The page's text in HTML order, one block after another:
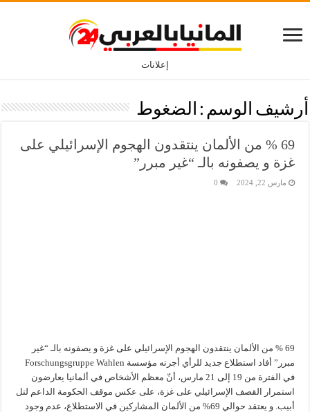
إعلانات
أرشيف الوسم : الضغوط
69 % من الألمان ينتقدون الهجوم الإسرائيلي على
غزة و يصفونه بالـ “غير مبرر”
مارس 22, 2024 0
69 % من الألمان ينتقدون الهجوم الإسرائيلي على غزة و يصفونه بالـ “غير
مبرر” أفاد استطلاع جديد للرأي أجرته مؤسسة Forschungsgruppe Wahlen
في الفترة من 19 إلى 21 مارس، أنّ معظم الأشخاص في ألمانيا يعارضون
استمرار القصف الإسرائيلي على غزة، على عكس موقف الحكومة الداعم لتل
أبيب. و يعتقد حوالي 69% من الألمان المشاركين في الاستطلاع، عدم وجود